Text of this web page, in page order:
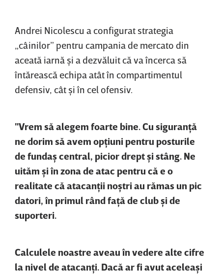
Andrei Nicolescu a configurat strategia
„câinilor” pentru campania de mercato din
aceată iarnă şi a dezvăluit că va încerca să
întărească echipa atât în compartimentul
defensiv, cât şi în cel ofensiv.
"Vrem să alegem foarte bine. Cu siguranţă
ne dorim să avem opţiuni pentru posturile
de fundaş central, picior drept şi stâng. Ne
uităm şi în zona de atac pentru că e o
realitate că atacanţii noştri au rămas un pic
datori, în primul rând faţă de club şi de
suporteri.
Calculele noastre aveau în vedere alte cifre
la nivel de atacanţi. Dacă ar fi avut aceleaşi